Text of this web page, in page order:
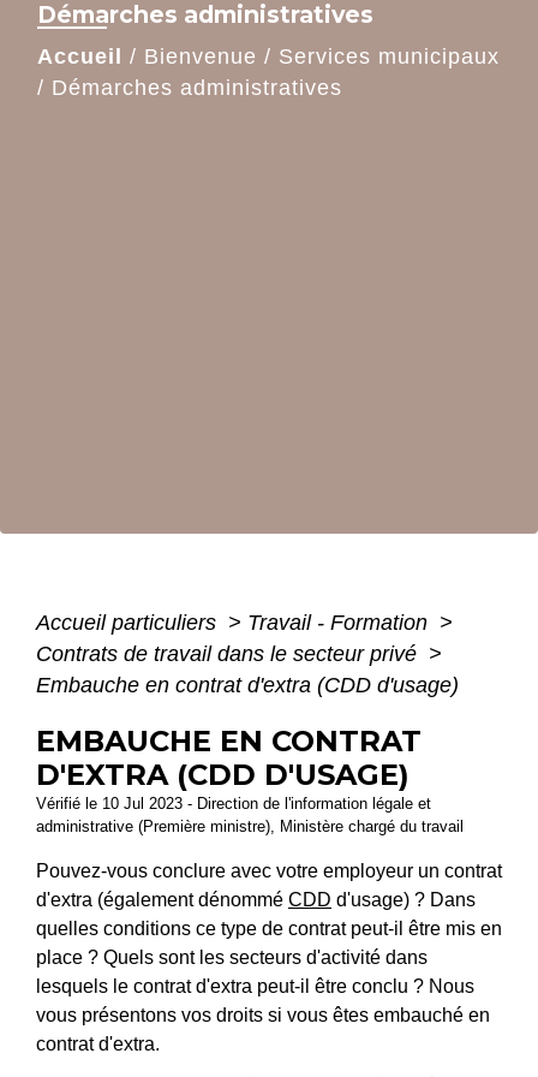
Démarches administratives
Accueil / Bienvenue / Services municipaux
/ Démarches administratives
Accueil particuliers > Travail - Formation >
Contrats de travail dans le secteur privé >
Embauche en contrat d'extra (CDD d'usage)
EMBAUCHE EN CONTRAT
D'EXTRA (CDD D'USAGE)
Vérifié le 10 Jul 2023 - Direction de l'information légale et
administrative (Première ministre), Ministère chargé du travail
Pouvez-vous conclure avec votre employeur un contrat
d'extra (également dénommé CDD d'usage) ? Dans
quelles conditions ce type de contrat peut-il être mis en
place ? Quels sont les secteurs d'activité dans
lesquels le contrat d'extra peut-il être conclu ? Nous
vous présentons vos droits si vous êtes embauché en
contrat d'extra.